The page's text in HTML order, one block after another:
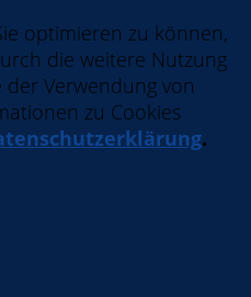
optimieren zu können,
die weitere Nutzung
Verwendung von
zu Cookies
.